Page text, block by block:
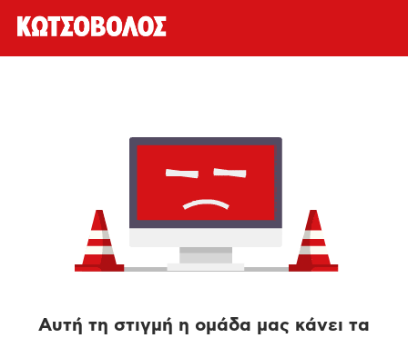
Αυτή τη στιγμή η ομάδα μας κάνει τα